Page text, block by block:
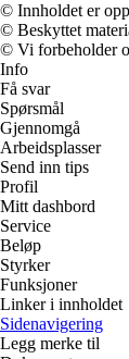
© Innholdet er
© Beskyttet
© Vi forbeholder
Info
Få svar
Spørsmål
Gjennomgå
Arbeidsplasser
Send inn tips
Profil
Mitt dashbord
Service
Beløp
Styrker
Funksjoner
Linker i innholdet
Sidenavigering
Legg merke til